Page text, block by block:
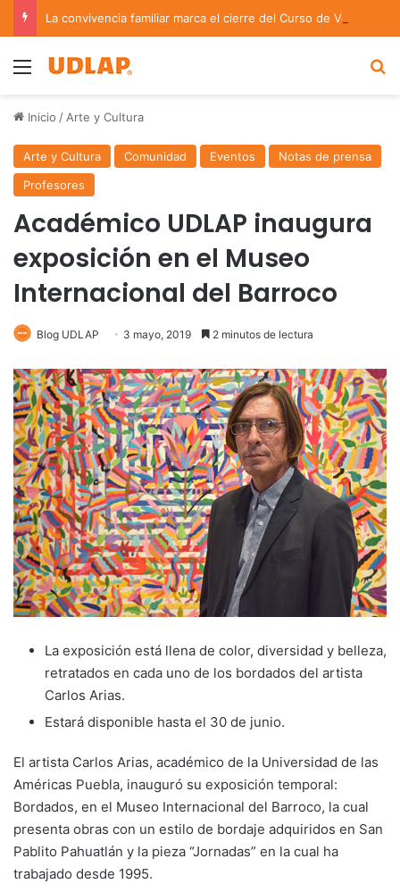
Menu
Inicio / Arte y Cultura
Arte y Cultura Comunidad Eventos
Notas de prensa
Profesores
Académico UDLAP inaugura
exposición en el Museo
Internacional del Barroco
Blog UDLAP 3 mayo, 2019 2 minutos de lectura
La exposición está llena de color, diversidad y belleza,
retratados en cada uno de los bordados del artista
Carlos Arias.
Estará disponible hasta el 30 de junio.
El artista Carlos Arias, académico de la Universidad de las
Américas Puebla, inauguró su exposición temporal:
Bordados, en el Museo Internacional del Barroco, la cual
presenta obras con un estilo de bordaje adquiridos en San
Pablito Pahuatlán y la pieza “Jornadas” en la cual ha
trabajado desde 1995.